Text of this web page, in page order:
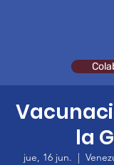
la
jue, 16 jun.
  |